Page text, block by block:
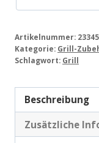
Artikelnummer:
Kategorie: Grill-
Schlagwort: Grill
Beschreibung
Zusätzliche